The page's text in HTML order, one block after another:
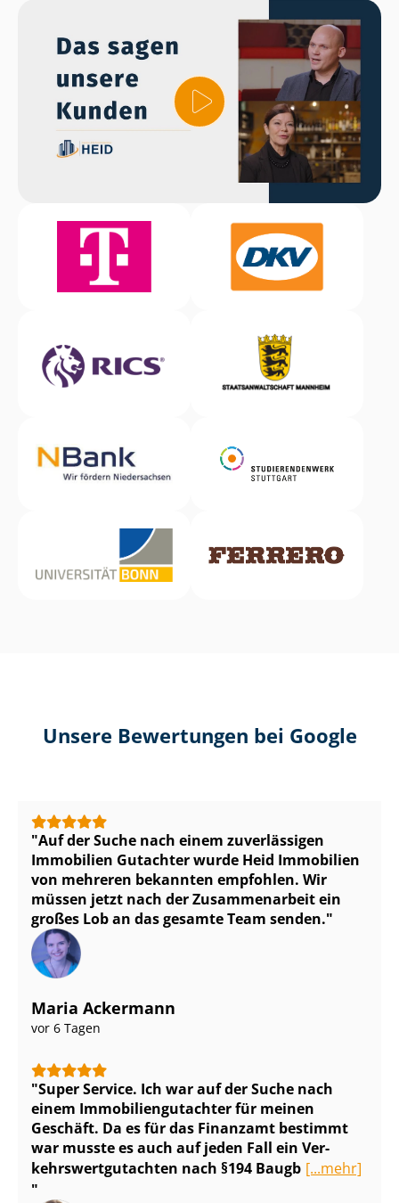
Unsere Bewertungen bei Google
Auf der Suche nach einem zuverlässigen
Immobilien Gutachter wurde Heid Immobilien
von mehreren bekannten empfohlen. Wir
müssen jetzt nach der Zusammenarbeit ein
großes Lob an das gesamte Team senden.
Maria Ackermann
vor 6 Tagen
Super Service. Ich war auf der Suche nach
einem Im­mo­bi­li­en­gut­ach­ter für meinen
Geschäft. Da es für das Finanzamt bestimmt
war musste es auch auf jeden Fall ein Ver­
kehrs­wert­gut­ach­ten nach §194 Baugb [...mehr]